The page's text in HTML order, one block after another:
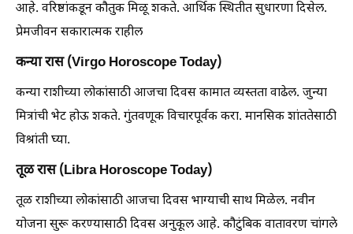
आहे. वरिष्ठांकडून कौतुक मिळू शकते. आर्थिक स्थितीत सुधारणा दिसेल.
प्रेमजीवन सकारात्मक राहील
कन्या रास (Virgo Horoscope Today)
कन्या राशीच्या लोकांसाठी आजचा दिवस कामात व्यस्तता वाढेल. जुन्या
मित्रांची भेट होऊ शकते. गुंतवणूक विचारपूर्वक करा. मानसिक शांततेसाठी
विश्रांती घ्या.
तूळ रास (Libra Horoscope Today)
तूळ राशीच्या लोकांसाठी आजचा दिवस भाग्याची साथ मिळेल. नवीन
योजना सुरू करण्यासाठी दिवस अनुकूल आहे. कौटुंबिक वातावरण चांगले